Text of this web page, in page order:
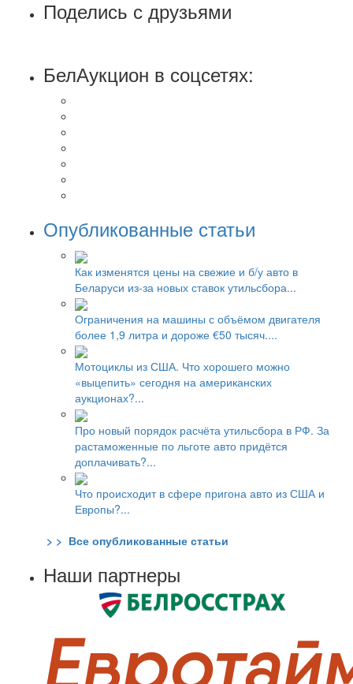
Поделись с друзьями
БелАукцион в соцсетях:
Опубликованные статьи
Как изменятся цены на свежие и б/у авто в
Беларуси из-за новых ставок утильсбора...
Ограничения на машины с объёмом двигателя
более 1,9 литра и дороже €50 тысяч....
Мотоциклы из США. Что хорошего можно
«выцепить» сегодня на американских
аукционах?...
Про новый порядок расчёта утильсбора в РФ. За
растаможенные по льготе авто придётся
доплачивать?...
Что происходит в сфере пригона авто из США и
Европы?...
> > Все опубликованные статьи
Наши партнеры